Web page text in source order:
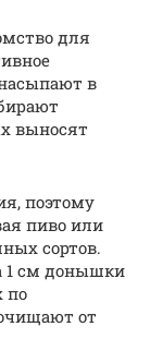
для
в
выносят
поэтому
пиво или
сортов.
1 см донышки
по
от